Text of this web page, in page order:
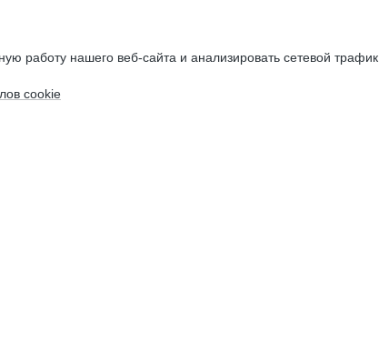
работу нашего веб-сайта и анализировать сетевой трафик.
cookie